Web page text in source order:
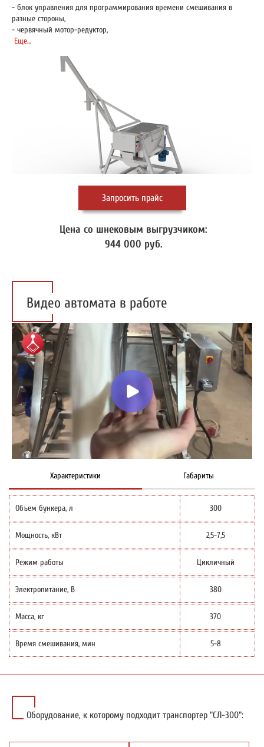
- блок управления для программирования времени смешивания в
разные стороны,
- червячный мотор-редуктор,
Еще...
Запросить прайс
Цена со шнековым выгрузчиком:
944 000 руб.
Видео автомата в работе
Характеристики Габариты
Объем бункера, л 300
Мощность, кВт 2,5-7,5
Режим работы Цикличный
Электропитание, В 380
Масса, кг 370
Время смешивания, мин 5-8
Оборудование, к которому подходит транспортер "СЛ-300":